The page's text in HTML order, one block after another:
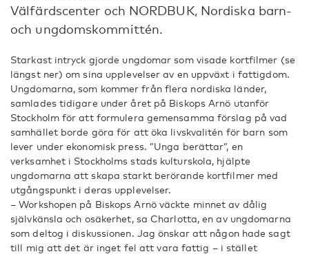
Välfärdscenter och NORDBUK, Nordiska barn-
och ungdomskommittén.
Starkast intryck gjorde ungdomar som visade kortfilmer (se
längst ner) om sina upplevelser av en uppväxt i fattigdom.
Ungdomarna, som kommer från flera nordiska länder,
samlades tidigare under året på Biskops Arnö utanför
Stockholm för att formulera gemensamma förslag på vad
samhället borde göra för att öka livskvalitén för barn som
lever under ekonomisk press. ”Unga berättar”, en
verksamhet i Stockholms stads kulturskola, hjälpte
ungdomarna att skapa starkt berörande kortfilmer med
utgångspunkt i deras upplevelser.
– Workshopen på Biskops Arnö väckte minnet av dålig
självkänsla och osäkerhet, sa Charlotta, en av ungdomarna
som deltog i diskussionen. Jag önskar att någon hade sagt
till mig att det är inget fel att vara fattig – i stället